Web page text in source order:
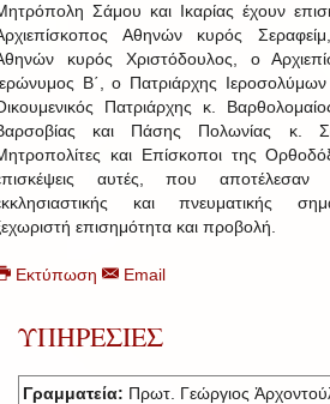
Σάμου και Ικαρίας έχουν
Αθηνών κυρός
κυρός Χριστόδουλος, ο
Β΄, ο Πατριάρχης
Πατριάρχης κ.
και Πάσης Πολωνίας κ.
και Επίσκοποι της
αυτές, που αποτέλεσαν
και πνευματικής
επισημότητα και προβολή.
Εκτύπωση Email
ΥΠΗΡΕΣΙΕΣ
Γραμματεία: Πρωτ. Γεώργιος